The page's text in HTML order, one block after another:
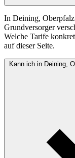
In Deining,
Grundversorger
Welche Tarife
auf dieser Seite.
Kann ich in Deining,